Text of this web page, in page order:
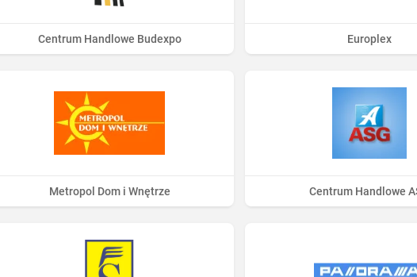
Centrum Handlowe Budexpo Europlex
Metropol Dom i Wnętrze Centrum Handlowe